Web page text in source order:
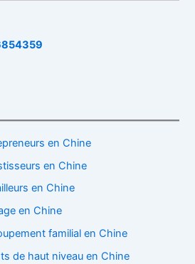
en Chine
en Chine
en Chine
en Chine
familial en Chine
de haut niveau en Chine